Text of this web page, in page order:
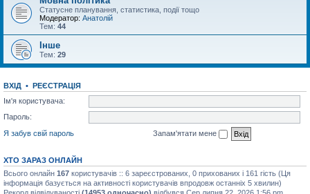
Статусне планування, статистика, події тощо
Модератор: Анатолій
Тем: 44
Інше
Тем: 29
ВХІД • РЕЄСТРАЦІЯ
Ім'я користувача:
Пароль:
Я забув свій пароль
Запам'ятати мене
ХТО ЗАРАЗ ОНЛАЙН
Всього онлайн 167 користувачів :: 6 зареєстрованих, 0 прихованих і 161 гість (Ця
інформація базується на активності користувачів впродовж останніх 5 хвилин)
Рекорд відвідуваності (14953 одночасно) відбувся Сер липня 22, 2026 1:56 pm